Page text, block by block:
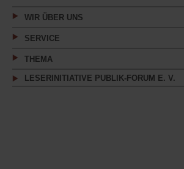
WIR ÜBER UNS
SERVICE
THEMA
LESERINITIATIVE PUBLIK-FORUM E. V.